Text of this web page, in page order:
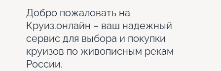
Добро пожаловать на
Круиз.онлайн – ваш надежный
сервис для выбора и покупки
круизов по живописным рекам
России.